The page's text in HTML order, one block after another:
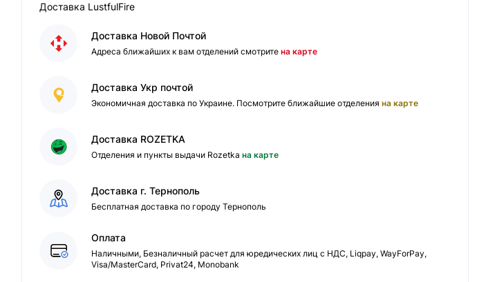
Доставка LustfulFire
Доставка Новой Почтой
Адреса ближайших к вам отделений смотрите на карте
Доставка Укр почтой
Экономичная доставка по Украине. Посмотрите ближайшие отделения на карте
Доставка ROZETKA
Отделения и пункты выдачи Rozetka на карте
Доставка г. Тернополь
Бесплатная доставка по городу Тернополь
Оплата
Наличными, Безналичный расчет для юредических лиц с НДС, Liqpay, WayForPay,
Visa/MasterCard, Privat24, Monobank